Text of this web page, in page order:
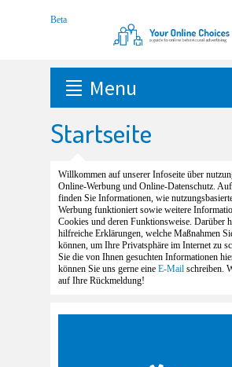
Menu
Startseite
Willkommen auf unserer Infoseite über
Online-Werbung und Online-Datenschutz.
finden Sie Informationen, wie
Werbung funktioniert sowie weitere
Cookies und deren Funktionsweise. Darüber
hilfreiche Erklärungen, welche Maßnahmen
können, um Ihre Privatsphäre im Internet zu
Sie die von Ihnen gesuchten Informationen
können Sie uns gerne eine E-Mail schreiben.
auf Ihre Rückmeldung!